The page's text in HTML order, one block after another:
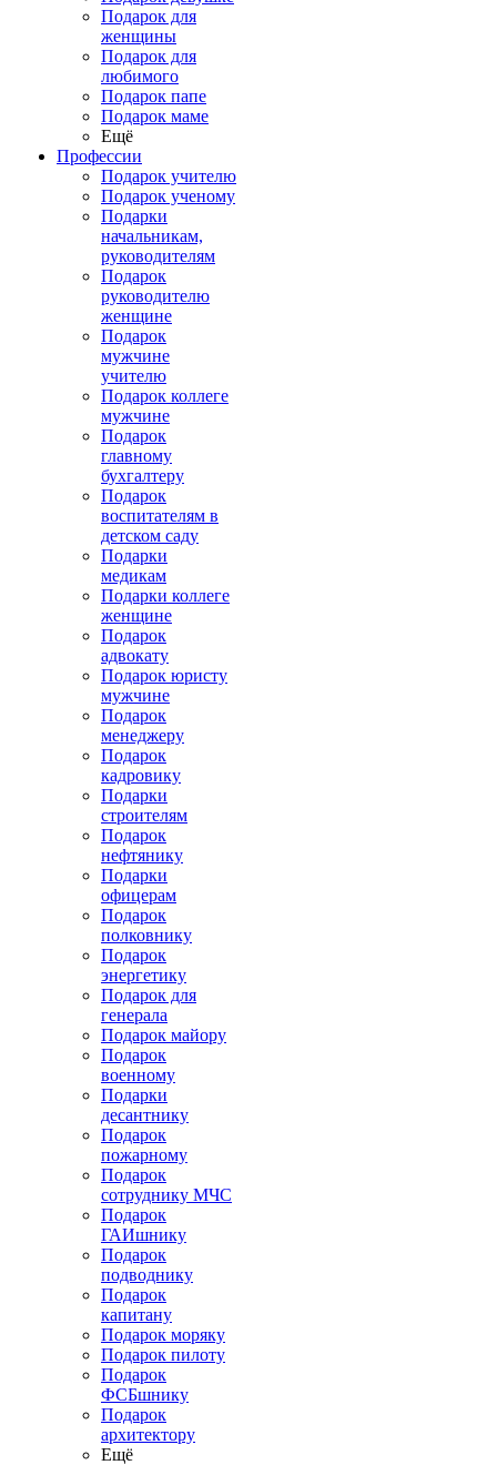
Подарок для
женщины
Подарок для
любимого
Подарок папе
Подарок маме
Ещё
Профессии
Подарок учителю
Подарок ученому
Подарки
начальникам,
руководителям
Подарок
руководителю
женщине
Подарок
мужчине
учителю
Подарок коллеге
мужчине
Подарок
главному
бухгалтеру
Подарок
воспитателям в
детском саду
Подарки
медикам
Подарки коллеге
женщине
Подарок
адвокату
Подарок юристу
мужчине
Подарок
менеджеру
Подарок
кадровику
Подарки
строителям
Подарок
нефтянику
Подарки
офицерам
Подарок
полковнику
Подарок
энергетику
Подарок для
генерала
Подарок майору
Подарок
военному
Подарки
десантнику
Подарок
пожарному
Подарок
сотруднику МЧС
Подарок
ГАИшнику
Подарок
подводнику
Подарок
капитану
Подарок моряку
Подарок пилоту
Подарок
ФСБшнику
Подарок
архитектору
Ещё